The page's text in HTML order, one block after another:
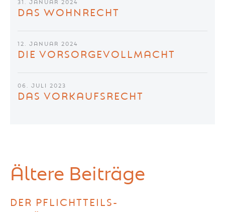
31. JANUAR 2024
DAS WOHNRECHT
12. JANUAR 2024
DIE VORSORGEVOLLMACHT
06. JULI 2023
DAS VORKAUFSRECHT
Ältere Beiträge
DER PFLICHTTEILS-